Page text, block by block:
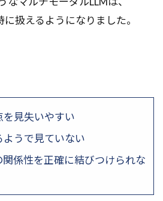
扱えるようになりました。
見失いやすい
うで見ていない
係性を正確に結びつけられな